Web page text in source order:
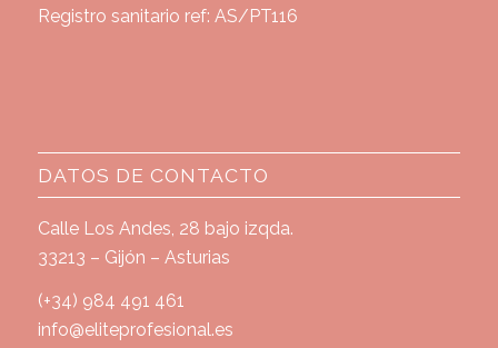
Registro sanitario ref: AS/PT116
DATOS DE CONTACTO
Calle Los Andes, 28 bajo izqda.
33213 – Gijón – Asturias
(+34) 984 491 461
info@eliteprofesional.es